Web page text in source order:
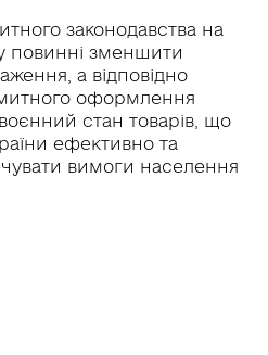
законодавства на
повинні зменшити
а відповідно
оформлення
стан товарів, що
ефективно та
вимоги населення